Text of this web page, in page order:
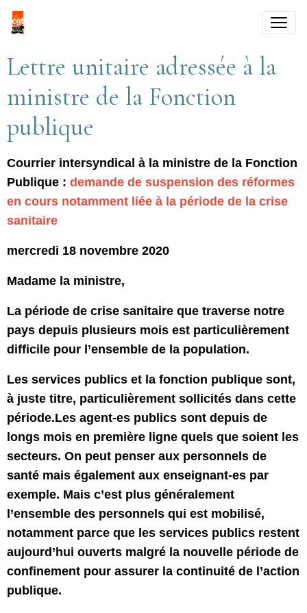
Lettre unitaire adressée à la
ministre de la Fonction
publique
Courrier intersyndical à la ministre de la Fonction
Publique : demande de suspension des réformes
en cours notamment liée à la période de la crise
sanitaire
mercredi 18 novembre 2020
Madame la ministre,
La période de crise sanitaire que traverse notre
pays depuis plusieurs mois est particulièrement
difficile pour l’ensemble de la population.
Les services publics et la fonction publique sont,
à juste titre, particulièrement sollicités dans cette
période.Les agent-es publics sont depuis de
longs mois en première ligne quels que soient les
secteurs. On peut penser aux personnels de
santé mais également aux enseignant-es par
exemple. Mais c’est plus généralement
l’ensemble des personnels qui est mobilisé,
notamment parce que les services publics restent
aujourd’hui ouverts malgré la nouvelle période de
confinement pour assurer la continuité de l’action
publique.